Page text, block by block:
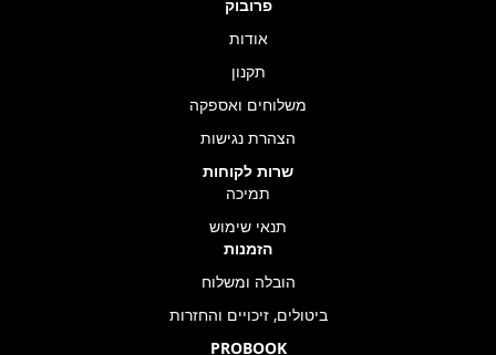
פרובוק
אודות
תקנון
משלוחים ואספקה
הצהרת נגישות
שרות לקוחות
תמיכה
תנאי שימוש
הזמנות
הובלה ומשלוח
ביטולים, זיכויים והחזרות
PROBOOK